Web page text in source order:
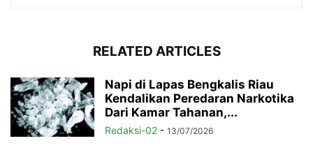
RELATED ARTICLES
Napi di Lapas Bengkalis Riau
Kendalikan Peredaran Narkotika
Dari Kamar Tahanan,...
Redaksi-02 - 13/07/2026